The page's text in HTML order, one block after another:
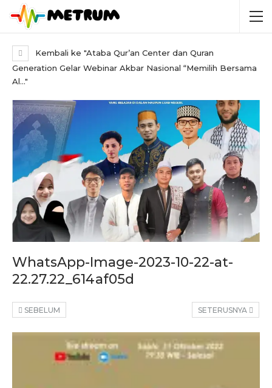
Kembali ke "Ataba Qur’an Center dan Quran
Generation Gelar Webinar Akbar Nasional “Memilih Bersama
Al…"
WhatsApp-Image-2023-10-22-at-
22.27.22_614af05d
SETERUSNYA
SEBELUM